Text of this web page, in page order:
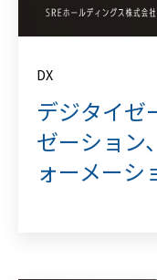
DX
デジタイゼ
ゼーション
ォーメーシ